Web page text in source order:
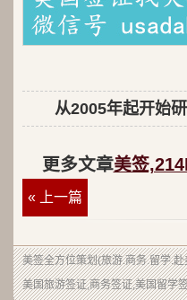
从2005年起开始
更多文章美签
« 上一篇
美签全方位策划(旅游.商务.留学.
美国旅游签证,商务签证,美国留学